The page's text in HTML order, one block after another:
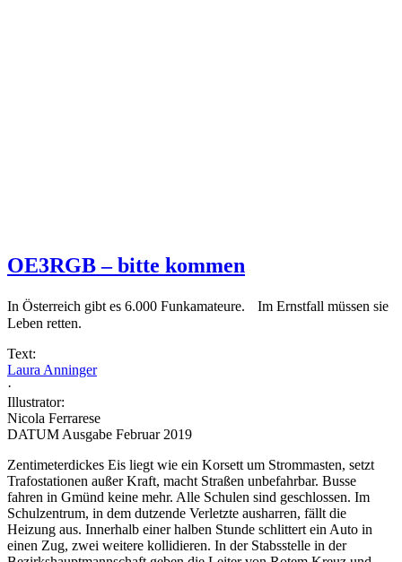
OE3RGB – bitte kommen
In Österreich gibt es 6.000 Funkamateure. Im Ernstfall müssen sie
Leben retten.
Text:
Laura Anninger
·
Illustrator:
Nicola Ferrarese
DATUM Ausgabe Februar 2019
Zentimeterdickes Eis liegt wie ein Korsett um Strommasten, setzt
Trafostationen außer Kraft, macht Straßen unbefahrbar. Busse
fahren in Gmünd keine mehr. Alle Schulen sind geschlossen. Im
Schulzentrum, in dem dutzende Verletzte ausharren, fällt die
Heizung aus. Innerhalb einer halben Stunde schlittert ein Auto in
einen Zug, zwei weitere kollidieren. In der Stabsstelle in der